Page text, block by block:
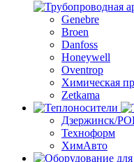
Genebre
Broen
Danfoss
Honeywell
Oventrop
Химическая
Zetkama
Дзержинск/
Техноформ
ХимАвто